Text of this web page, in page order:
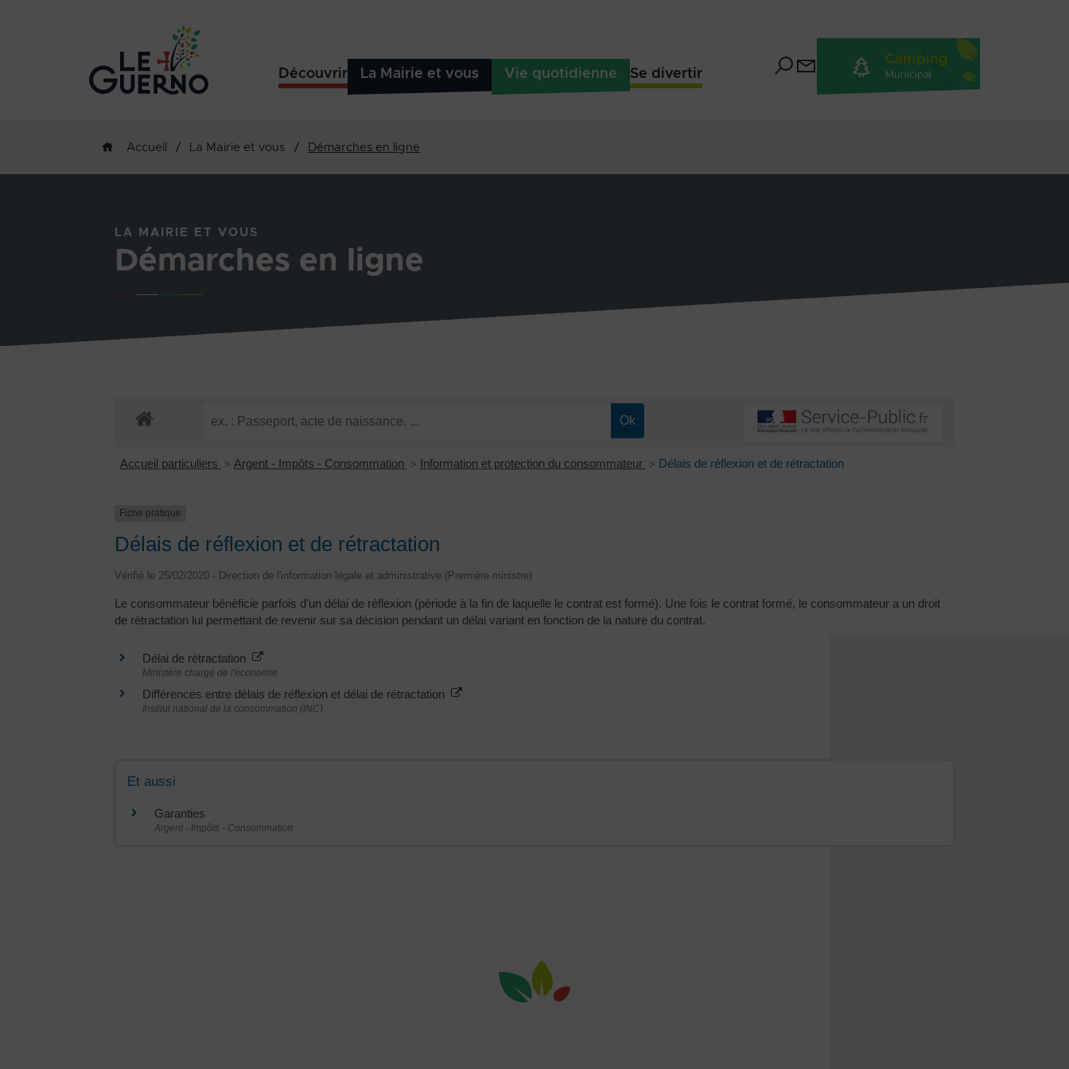
Découvrir La Mairie et vous Vie quotidienne Se divertir
Camping
Municipal
Accueil / La Mairie et vous / Démarches en ligne
LA MAIRIE ET VOUS
Démarches en ligne
Accueil particuliers > Argent - Impôts - Consommation > Information et protection du consommateur > Délais de réflexion et de rétractation
Fiche pratique
Délais de réflexion et de rétractation
Vérifié le 25/02/2020 - Direction de l'information légale et administrative (Première ministre)
Le consommateur bénéficie parfois d'un délai de réflexion (période à la fin de laquelle le contrat est formé). Une fois le contrat formé, le consommateur a un droit
de rétractation lui permettant de revenir sur sa décision pendant un délai variant en fonction de la nature du contrat.
Délai de rétractation
Ministère chargé de l'économie
Différences entre délais de réflexion et délai de rétractation
Institut national de la consommation (INC)
Et aussi
Garanties
Argent - Impôts - Consommation